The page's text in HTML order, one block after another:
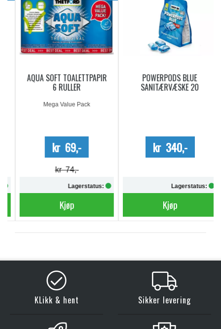
AQUA SOFT TOALETTPAPIR
6 RULLER
Mega Value Pack
kr 69,-
kr 74,-
Lagerstatus:
Kjøp
POWERPODS BLUE
SANITÆRVÆSKE 20
kr 340,-
Lagerstatus:
Kjøp
KLikk & hent Sikker levering